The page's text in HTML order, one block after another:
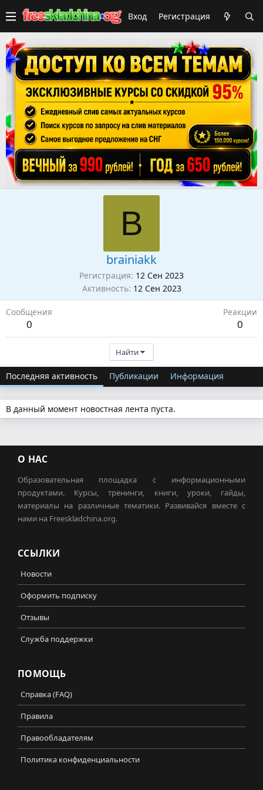
Вход Регистрация
B
brainiakk
Регистрация 12 Сен 2023
Активность 12 Сен 2023
Сообщения
0
Реакции
0
Найти
Последняя активность Публикации Информация
В данный момент новостная лента пуста.
О НАС
Образовательная площадка с информационными
продуктами. Курсы, тренинги, книги, уроки, гайды,
материалы на различные тематики. Развивайся вместе с
нами на Freeskladchina.org.
ССЫЛКИ
Новости
Оформить подписку
Отзывы
Служба поддержки
ПОМОЩЬ
Справка (FAQ)
Правила
Правообладателям
Политика конфиденциальности